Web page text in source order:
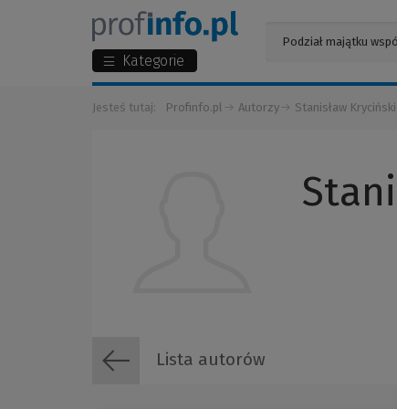
Kategorie
Jesteś tutaj: Profinfo.pl Autorzy Stanisław Kryciński
Lista autorów